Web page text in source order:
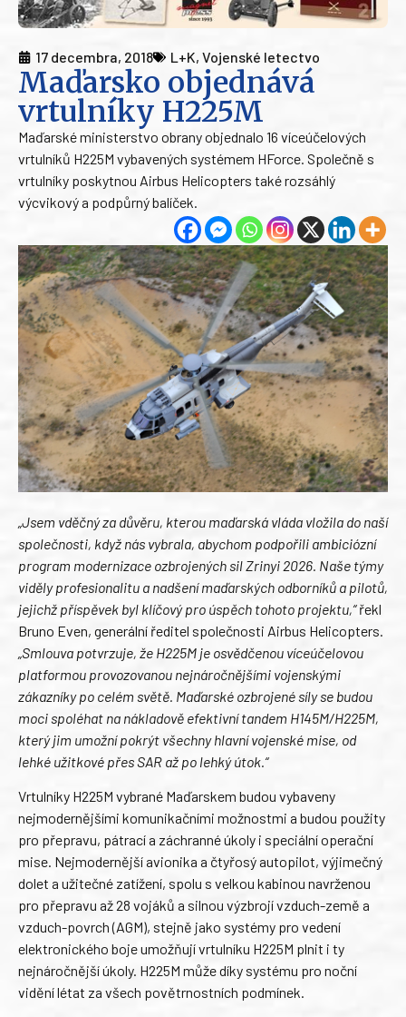
17 decembra, 2018 L+K, Vojenské letectvo
Maďarsko objednává
vrtulníky H225M
Maďarské ministerstvo obrany objednalo 16 víceúčelových
vrtulníků H225M vybavených systémem HForce. Společně s
vrtulníky poskytnou Airbus Helicopters také rozsáhlý
výcvikový a podpůrný balíček.
„Jsem vděčný za důvěru, kterou maďarská vláda vložila do naší
společnosti, když nás vybrala, abychom podpořili ambiciózní
program modernizace ozbrojených sil Zrinyi 2026. Naše týmy
viděly profesionalitu a nadšení maďarských odborníků a pilotů,
jejichž příspěvek byl klíčový pro úspěch tohoto projektu,“řekl
Bruno Even, generální ředitel společnosti Airbus Helicopters.
„Smlouva potvrzuje, že H225M je osvědčenou víceúčelovou
platformou provozovanou nejnáročnějšími vojenskými
zákazníky po celém světě. Maďarské ozbrojené síly se budou
moci spoléhat na nákladově efektivní tandem H145M/H225M,
který jim umožní pokrýt všechny hlavní vojenské mise, od
lehké užitkové přes SAR až po lehký útok.“
Vrtulníky H225M vybrané Maďarskem budou vybaveny
nejmodernějšími komunikačními možnostmi a budou použity
pro přepravu, pátrací a záchranné úkoly i speciální operační
mise. Nejmodernější avionika a čtyřosý autopilot, výjimečný
dolet a užitečné zatížení, spolu s velkou kabinou navrženou
pro přepravu až 28 vojáků a silnou výzbrojí vzduch-země a
vzduch-povrch (AGM), stejně jako systémy pro vedení
elektronického boje umožňují vrtulníku H225M plnit i ty
nejnáročnější úkoly. H225M může díky systému pro noční
vidění létat za všech povětrnostních podmínek.